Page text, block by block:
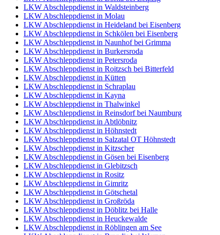
LKW Abschleppdienst in Waldsteinberg
LKW Abschleppdienst in Molau
LKW Abschleppdienst in Heideland bei Eisenberg
LKW Abschleppdienst in Schkölen bei Eisenberg
LKW Abschleppdienst in Naunhof bei Grimma
LKW Abschleppdienst in Burkersroda
LKW Abschleppdienst in Petersroda
LKW Abschleppdienst in Roitzsch bei Bitterfeld
LKW Abschleppdienst in Kütten
LKW Abschleppdienst in Schraplau
LKW Abschleppdienst in Kayna
LKW Abschleppdienst in Thalwinkel
LKW Abschleppdienst in Reinsdorf bei Naumburg
LKW Abschleppdienst in Abtlöbnitz
LKW Abschleppdienst in Höhnstedt
LKW Abschleppdienst in Salzatal OT Höhnstedt
LKW Abschleppdienst in Kitzscher
LKW Abschleppdienst in Gösen bei Eisenberg
LKW Abschleppdienst in Glebitzsch
LKW Abschleppdienst in Rositz
LKW Abschleppdienst in Gimritz
LKW Abschleppdienst in Götschetal
LKW Abschleppdienst in Großröda
LKW Abschleppdienst in Döblitz bei Halle
LKW Abschleppdienst in Heuckewalde
LKW Abschleppdienst in Röblingen am See